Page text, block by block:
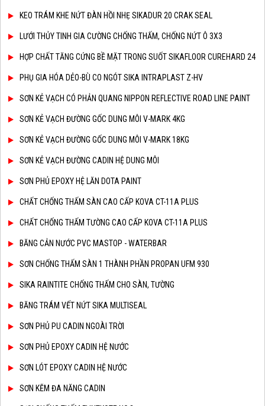
KEO TRÁM KHE NỨT ĐÀN HỒI NHẸ SIKADUR 20 CRAK SEAL
LƯỚI THỦY TINH GIA CƯỜNG CHỐNG THẤM, CHỐNG NỨT Ô 3X3
HỢP CHẤT TĂNG CỨNG BỀ MẶT TRONG SUỐT SIKAFLOOR CUREHARD 24
PHỤ GIA HÓA DẺO-BÙ CO NGÓT SIKA INTRAPLAST Z-HV
SƠN KẺ VẠCH CÓ PHẢN QUANG NIPPON REFLECTIVE ROAD LINE PAINT
SƠN KẺ VẠCH ĐƯỜNG GỐC DUNG MÔI V-MARK 4KG
SƠN KẺ VẠCH ĐƯỜNG GỐC DUNG MÔI V-MARK 18KG
SƠN KẺ VẠCH ĐƯỜNG CADIN HỆ DUNG MÔI
SƠN PHỦ EPOXY HỆ LĂN DOTA PAINT
CHẤT CHỐNG THẤM SÀN CAO CẤP KOVA CT-11A PLUS
CHẤT CHỐNG THẤM TƯỜNG CAO CẤP KOVA CT-11A PLUS
BĂNG CẢN NƯỚC PVC MASTOP - WATERBAR
SƠN CHỐNG THẤM SÀN 1 THÀNH PHẦN PROPAN UFM 930
SIKA RAINTITE CHỐNG THẤM CHO SÀN, TƯỜNG
BĂNG TRÁM VẾT NỨT SIKA MULTISEAL
SƠN PHỦ PU CADIN NGOÀI TRỜI
SƠN PHỦ EPOXY CADIN HỆ NƯỚC
SƠN LÓT EPOXY CADIN HỆ NƯỚC
SƠN KẼM ĐA NĂNG CADIN